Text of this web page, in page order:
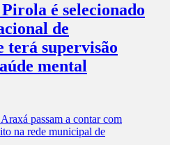
é selecionado
de
terá supervisão
mental